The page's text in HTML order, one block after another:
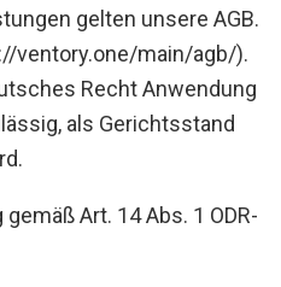
gelten unsere AGB.
ventory.one/main/agb/).
Recht Anwendung
als Gerichtsstand
Art. 14 Abs. 1 ODR-